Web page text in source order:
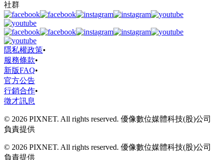
社群
隱私權政策•
服務條款•
新版FAQ•
官方公告
行銷合作•
徵才訊息
© 2026 PIXNET. All rights reserved. 優像數位媒體科技(股)公司
負責提供
© 2026 PIXNET. All rights reserved. 優像數位媒體科技(股)公司
負責提供